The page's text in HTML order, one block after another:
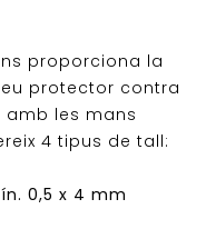
proporciona la
protector contra
les mans
4 tipus de tall:
0,5 x 4 mm